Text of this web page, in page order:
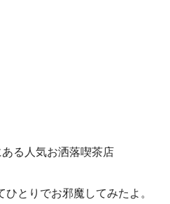
る人気お洒落喫茶店
ひとりでお邪魔してみたよ。